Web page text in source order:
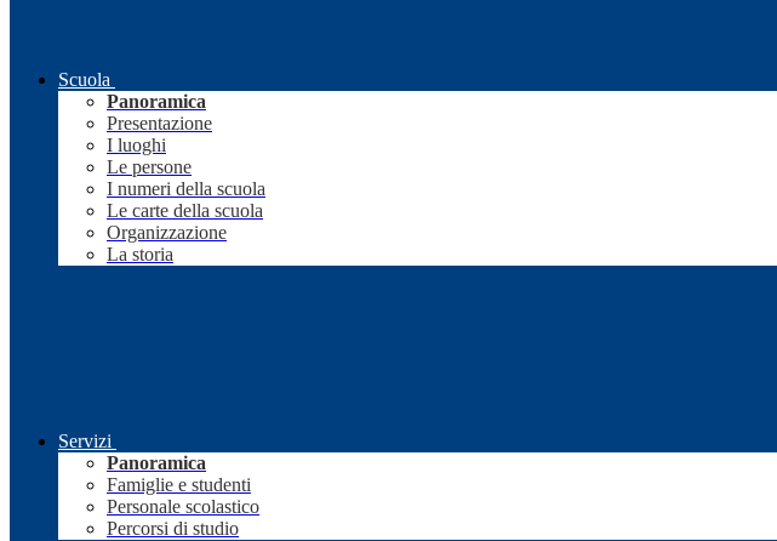
Scuola
Panoramica
Presentazione
I luoghi
Le persone
I numeri della scuola
Le carte della scuola
Organizzazione
La storia
Servizi
Panoramica
Famiglie e studenti
Personale scolastico
Percorsi di studio